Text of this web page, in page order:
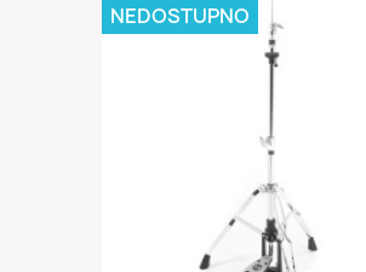
NEDOSTUPNO